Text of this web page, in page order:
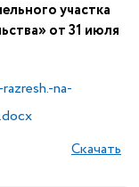
участка
от 31 июля
na-
Скачать